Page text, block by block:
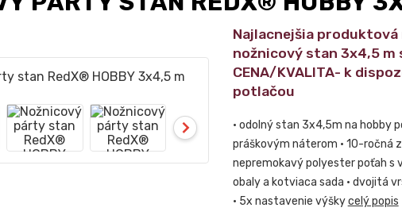
Najlacnejšia
nožnicový stan 3x4,5 m
CENA/KVALITA- k
potlačou
• odolný stan 3x4,5m na hobby
práškovým náterom • 10-ročná
nepremokavý polyester poťah s
obaly a kotviaca sada • dvojitá
• 5x nastavenie výškycelý popis